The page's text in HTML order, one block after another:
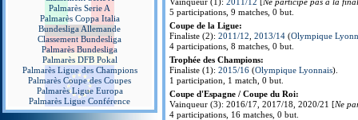
Palmarès Serie A
Palmarès Coppa Italia
Bundesliga Allemande
Classement Bundesliga
Palmarès Bundesliga
Palmarès DFB Pokal
Palmarès Ligue des Champions
Palmarès Coupe des Coupes
Palmarès Ligue Europa
Palmarès Ligue Conférence
5 participations, 9 matches, 0 but.
Coupe de la Ligue:
Finaliste (2): 2011/12 2013/14 (Olympique
4 participations, 8 matches, 0 but.
Trophée des Champions:
Finaliste (1): 2015/16 (Olympique Lyonnais).
1 participation, 1 match, 0 but.
Coupe d'Espagne / Coupe du Roi:
Vainqueur (3): 2016/17, 2017/18, 2020/21 [Ne
4 participations, 16 matches, 0 but.